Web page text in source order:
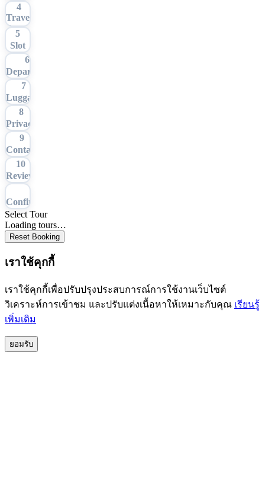
4
Travel
Date
5
Slot
6
Departure
7
Luggage
8
Privacy
9
Contact
10
Review
11
Confirmation
Select Tour
Loading tours…
Reset Booking
เราใช้คุกกี้
เราใช้คุกกี้เพื่อปรับปรุงประสบการณ์การใช้งานเว็บไซต์
วิเคราะห์การเข้าชม และปรับแต่งเนื้อหาให้เหมาะกับคุณ เรียนรู้
เพิ่มเติม
ยอมรับ